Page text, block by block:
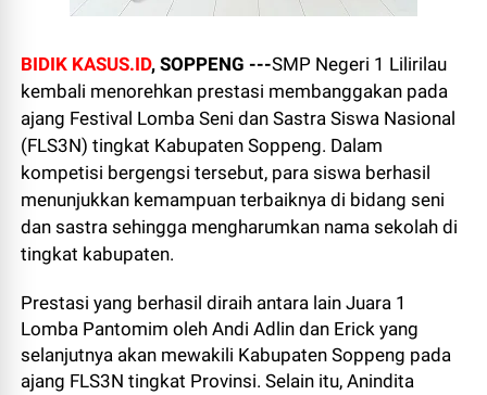
BIDIK KASUS.ID, SOPPENG ---SMP Negeri 1 Lilirilau
kembali menorehkan prestasi membanggakan pada
ajang Festival Lomba Seni dan Sastra Siswa Nasional
(FLS3N) tingkat Kabupaten Soppeng. Dalam
kompetisi bergengsi tersebut, para siswa berhasil
menunjukkan kemampuan terbaiknya di bidang seni
dan sastra sehingga mengharumkan nama sekolah di
tingkat kabupaten.
Prestasi yang berhasil diraih antara lain Juara 1
Lomba Pantomim oleh Andi Adlin dan Erick yang
selanjutnya akan mewakili Kabupaten Soppeng pada
ajang FLS3N tingkat Provinsi. Selain itu, Anindita